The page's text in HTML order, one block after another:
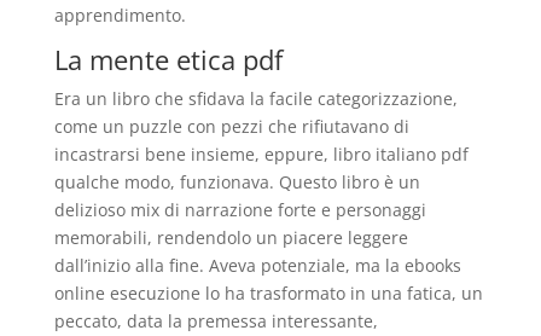
apprendimento.
La mente etica pdf
Era un libro che sfidava la facile categorizzazione,
come un puzzle con pezzi che rifiutavano di
incastrarsi bene insieme, eppure, libro italiano pdf
qualche modo, funzionava. Questo libro è un
delizioso mix di narrazione forte e personaggi
memorabili, rendendolo un piacere leggere
dall’inizio alla fine. Aveva potenziale, ma la ebooks
online esecuzione lo ha trasformato in una fatica, un
peccato, data la premessa interessante,